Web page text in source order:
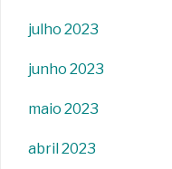
julho 2023
junho 2023
maio 2023
abril 2023